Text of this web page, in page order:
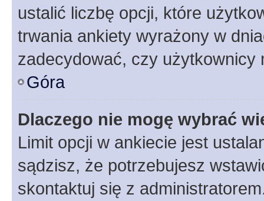
ustalić liczbę opcji, które
trwania ankiety wyrażony w
zadecydować, czy użytkownicy
Góra
Dlaczego nie mogę wybrać
Limit opcji w ankiecie jest
sądzisz, że potrzebujesz
skontaktuj się z